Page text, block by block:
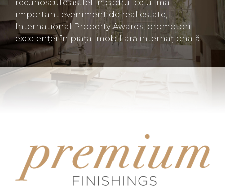
recunoscute astfel în cadrul celui mai
important eveniment de real estate,
International Property Awards, promotorii
excelenței în piața imobiliară internațională.